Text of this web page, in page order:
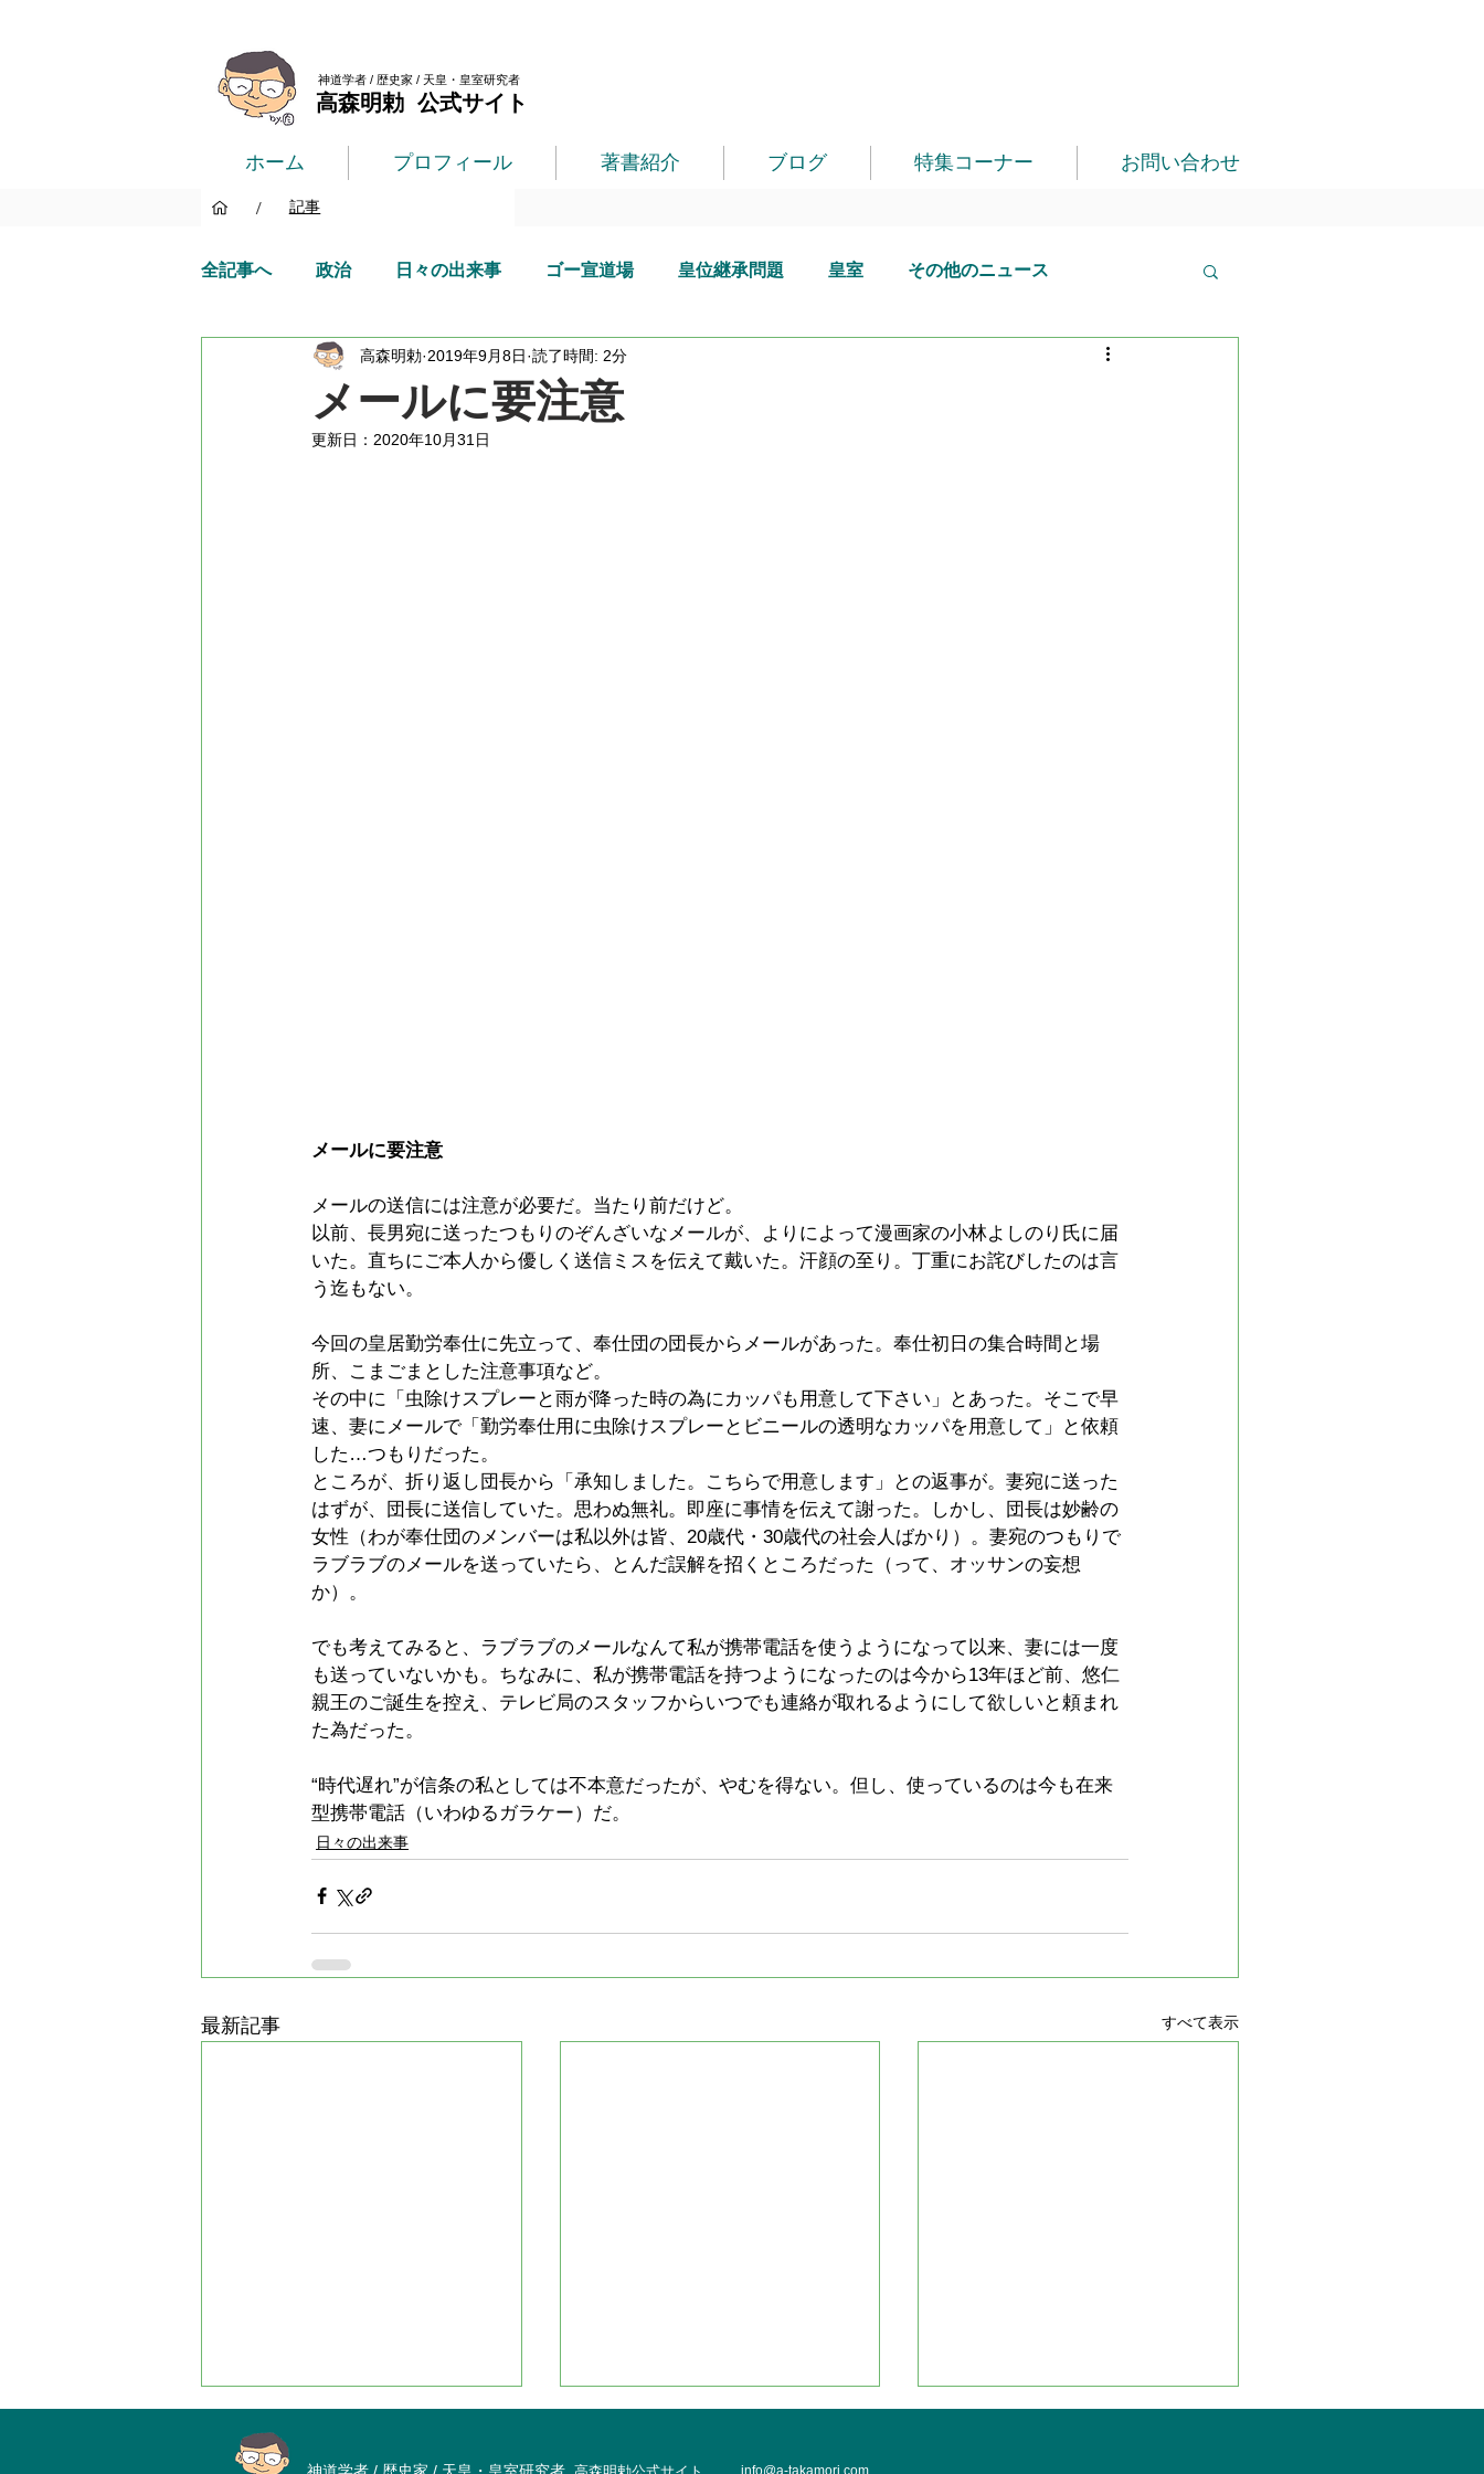
神道学者 / 歴史家 / 天皇・皇室研究者
高森明勅 公式サイト
ホーム プロフィール 著書紹介 ブログ 特集コーナー お問い合わせ
/ 記事
全記事へ 政治 日々の出来事 ゴー宣道場 皇位継承問題 皇室 その他のニュース
メールに要注意
高森明勅 2019年9月8日 読了時間: 2分
更新日： 2020年10月31日
メールに要注意
メールの送信には注意が必要だ。当たり前だけど。
以前、長男宛に送ったつもりのぞんざいなメールが、よりによって漫画家の小林よしのり氏に届
いた。直ちにご本人から優しく送信ミスを伝えて戴いた。汗顔の至り。丁重にお詫びしたのは言
う迄もない。
今回の皇居勤労奉仕に先立って、奉仕団の団長からメールがあった。奉仕初日の集合時間と場
所、こまごまとした注意事項など。
その中に「虫除けスプレーと雨が降った時の為にカッパも用意して下さい」とあった。そこで早
速、妻にメールで「勤労奉仕用に虫除けスプレーとビニールの透明なカッパを用意して」と依頼
した…つもりだった。
ところが、折り返し団長から「承知しました。こちらで用意します」との返事が。妻宛に送った
はずが、団長に送信していた。思わぬ無礼。即座に事情を伝えて謝った。しかし、団長は妙齢の
女性（わが奉仕団のメンバーは私以外は皆、20歳代・30歳代の社会人ばかり）。妻宛のつもりで
ラブラブのメールを送っていたら、とんだ誤解を招くところだった（って、オッサンの妄想
か）。
でも考えてみると、ラブラブのメールなんて私が携帯電話を使うようになって以来、妻には一度
も送っていないかも。ちなみに、私が携帯電話を持つようになったのは今から13年ほど前、悠仁
親王のご誕生を控え、テレビ局のスタッフからいつでも連絡が取れるようにして欲しいと頼まれ
た為だった。
“時代遅れ”が信条の私としては不本意だったが、やむを得ない。但し、使っているのは今も在来
型携帯電話（いわゆるガラケー）だ。
日々の出来事
最新記事 すべて表示